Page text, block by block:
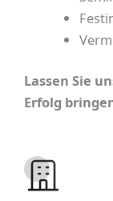
Lassen Sie
Erfolg